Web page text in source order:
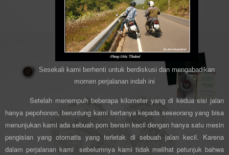
Sesekali kami berhenti untuk berdiskusi dan mengabadikan
momen perjalanan indah ini
Setelah menempuh beberapa kilometer yang di kedua sisi jalan
hanya pepohonon, beruntung kami bertanya kepada seseorang yang bisa
menunjukan kami ada sebuah pom bensin kecil dengan hanya satu mesin
pengisian yang otomatis yang terletak di sebuah jalan kecil. Karena
dalam perjalanan kami sebelumnya kami tidak melihat petunjuk bahwa